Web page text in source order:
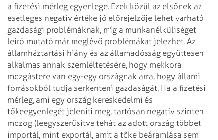
a fizetési mérleg egyenlege. Ezek közül az elsőnek az
esetleges negatív értéke jó előrejelzője lehet várható
gazdasági problémáknak, míg a munkanélküliséget
leíró mutató már meglévő problémákat jelezhet. Az
államháztartási hiány és az államadósság együttesen
alkalmas annak szemléltetésére, hogy mekkora
mozgástere van egy-egy országnak arra, hogy állami
forrásokból tudja serkenteni gazdaságát. Ha a fizetési
mérleg, ami egy ország kereskedelmi és
tőkeegyenlegét jeleníti meg, tartósan negatív szinten
mozog (leegyszerűsítve tehát az adott ország többet
importál, mint exportál, amit a tőke beáramlása sem